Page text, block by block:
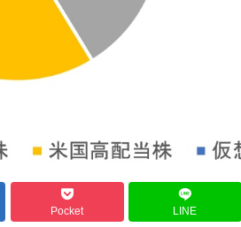
Pocket LINE